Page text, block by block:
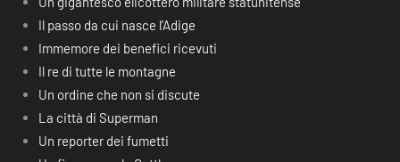
Il passo da cui nasce l’Adige
Immemore dei benefici ricevuti
Il re di tutte le montagne
Un ordine che non si discute
La città di Superman
Un reporter dei fumetti